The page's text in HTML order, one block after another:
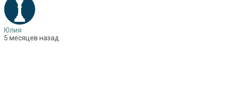
Юлия
5 месяцев назад